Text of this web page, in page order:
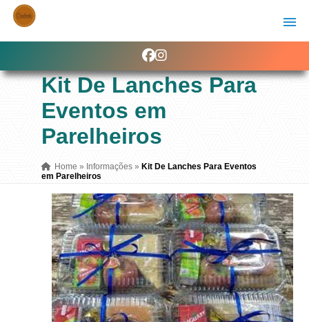
Kit De Lanches Para
Eventos em
Parelheiros
Home » Informações » Kit De Lanches Para Eventos
em Parelheiros